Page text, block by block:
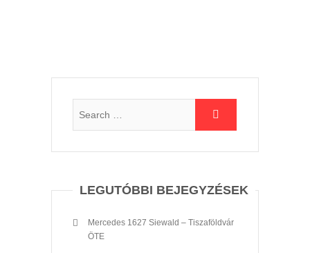
LEGUTÓBBI BEJEGYZÉSEK
Mercedes 1627 Siewald – Tiszaföldvár
ÖTE